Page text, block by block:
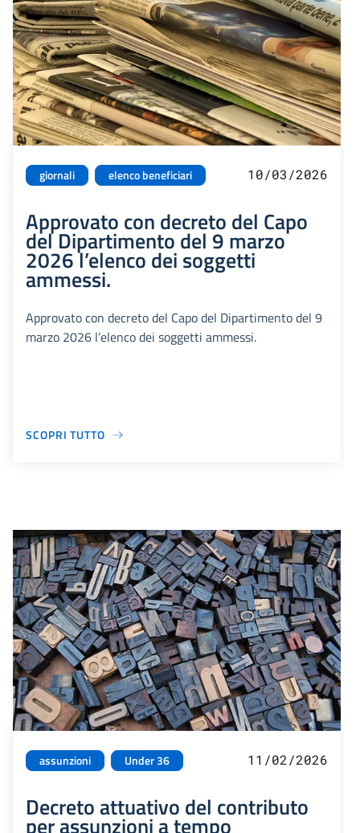
giornali elenco beneficiari 10/03/2026
Approvato con decreto del Capo
del Dipartimento del 9 marzo
2026 l’elenco dei soggetti
ammessi.
Approvato con decreto del Capo del Dipartimento del 9
marzo 2026 l’elenco dei soggetti ammessi.
SCOPRI TUTTO
assunzioni Under 36 11/02/2026
Decreto attuativo del contributo
per assunzioni a tempo